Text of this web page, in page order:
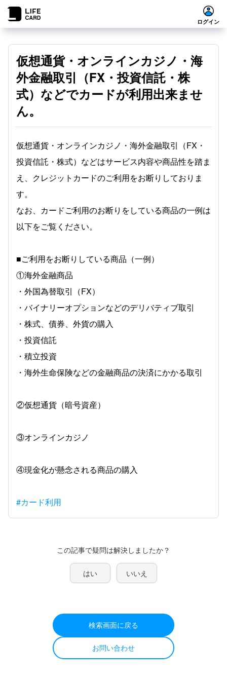
ログイン
仮想通貨・オンラインカジノ・海
外金融取引（FX・投資信託・株
式）などでカードが利用出来ませ
ん。
仮想通貨・オンラインカジノ・海外金融取引（FX・
投資信託・株式）などはサービス内容や商品性を踏ま
え、クレジットカードのご利用をお断りしておりま
す。
なお、カードご利用のお断りをしている商品の一例は
以下をご覧ください。
■ご利用をお断りしている商品（一例）
①海外金融商品
・外国為替取引（FX）
・バイナリーオプションなどのデリバティブ取引
・株式、債券、外貨の購入
・投資信託
・積立投資
・海外生命保険などの金融商品の決済にかかる取引
②仮想通貨（暗号資産）
③オンラインカジノ
④現金化が懸念される商品の購入
#カード利用
この記事で疑問は解決しましたか？
はい いいえ
検索画面に戻る
お問い合わせ